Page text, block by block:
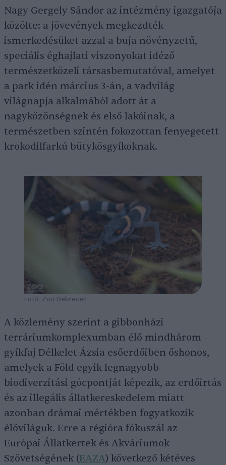
Nagy Gergely Sándor az intézmény igazgatója
közölte: a jövevények megkezdték
ismerkedésüket azzal a buja növényzetű,
speciális éghajlati viszonyokat idéző
természetközeli társasbemutatóval, amelyet
a park idén március 3-án, a vadvilág
világnapja alkalmából adott át a
nagyközönségnek és első lakóinak, a
természetben szintén fokozottan fenyegetett
krokodilfarkú bütykösgyíkoknak.
Fotó: Zoo Debrecen
A közlemény szerint a gibbonházi
terráriumkomplexumban élő mindhárom
gyíkfaj Délkelet-Ázsia esőerdőiben őshonos,
amelyek a Föld egyik legnagyobb
biodiverzitási gócpontját képezik, az erdőirtás
és az illegális állatkereskedelem miatt
azonban drámai mértékben fogyatkozik
élőviláguk. Erre a régióra fókuszál az
Európai Állatkertek és Akváriumok
Szövetségének (EAZA) következő kétéves